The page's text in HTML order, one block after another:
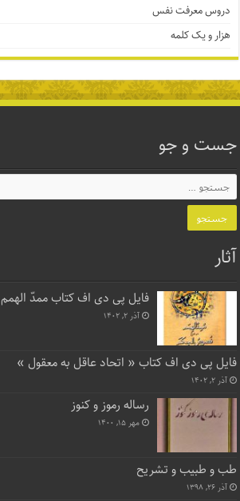
دروس معرفت نفس
هزار و یک کلمه
جست و جو
آثار
فایل پی دی اف کتاب ممدّ الهمم
آذر ۲, ۱۴۰۲
فایل پی دی اف کتاب « اتحاد عاقل به معقول »
آذر ۲, ۱۴۰۲
رساله رموز و کنوز
مهر ۱۵, ۱۴۰۰
طب و طبیب و تشریح
آذر ۲۶, ۱۳۹۸